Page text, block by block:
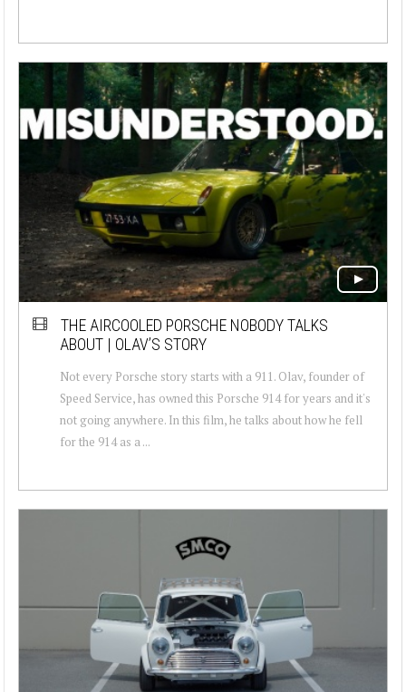
THE AIRCOOLED PORSCHE NOBODY TALKS
ABOUT | OLAV’S STORY
Not every Porsche story starts with a 911. Olav, founder of
Speed Service, has owned this Porsche 914 for years and it's
not going anywhere. In this film, he talks about how he fell
for the 914 as a ...